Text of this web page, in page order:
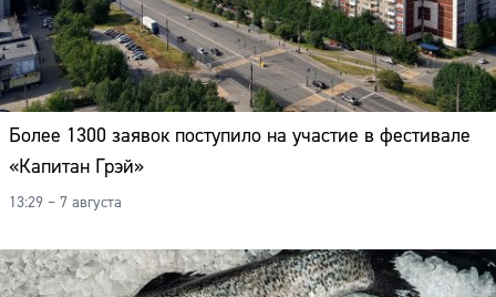
Более 1300 заявок поступило на участие в фестивале
«Капитан Грэй»
13:29 – 7 августа